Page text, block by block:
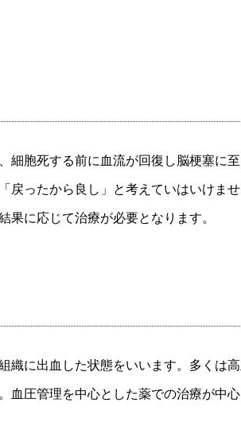
胞死する前に血流が回復し脳梗塞に
ったから良し」と考えていはいけま
に応じて治療が必要となります。
に出血した状態をいいます。多くは
血圧管理を中心とした薬での治療が中